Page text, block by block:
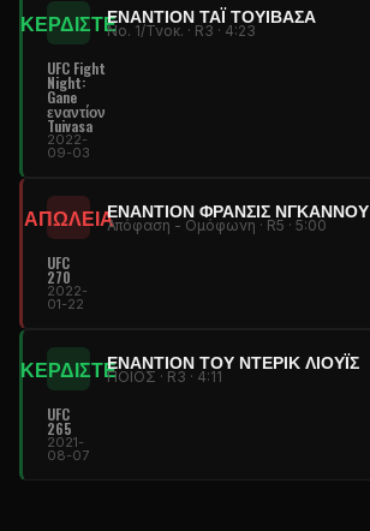
ΚΕΡΔΙΣΤΕΕΝΑΝΤΊΟΝ ΤΆΙ ΤΟΥΙΒΆΣΑ
Νο. 1/Τνοκ. · R3 · 4:23
UFC Fight
Night:
Gane
εναντίον
Tuivasa
2022-
09-03
ΑΠΩΛΕΙΑΕΝΑΝΤΊΟΝ ΦΡΆΝΣΙΣ ΝΓΚΆΝΝΟΥ
Απόφαση - Ομόφωνη · R5 · 5:00
UFC
270
2022-
01-22
ΚΕΡΔΙΣΤΕΕΝΑΝΤΊΟΝ ΤΟΥ ΝΤΈΡΙΚ ΛΙΟΎΙΣ
ΠΟΙΟΣ · R3 · 4:11
UFC
265
2021-
08-07